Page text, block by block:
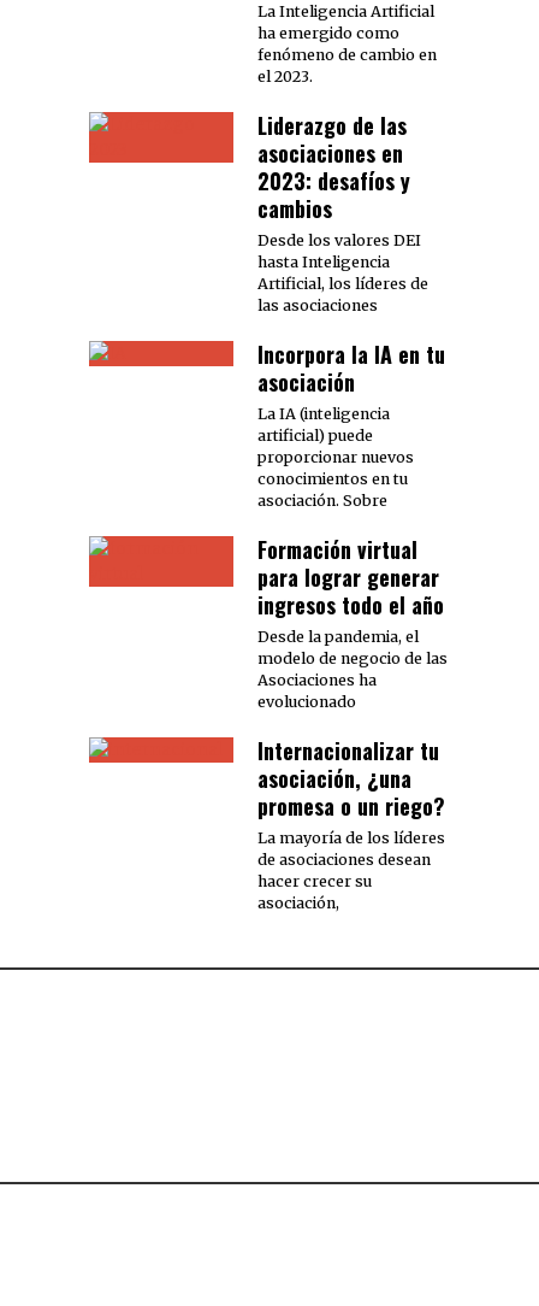
La Inteligencia Artificial
ha emergido como
fenómeno de cambio en
el 2023.
Liderazgo de las
asociaciones en
2023: desafíos y
cambios
Desde los valores DEI
hasta Inteligencia
Artificial, los líderes de
las asociaciones
Incorpora la IA en tu
asociación
La IA (inteligencia
artificial) puede
proporcionar nuevos
conocimientos en tu
asociación. Sobre
Formación virtual
para lograr generar
ingresos todo el año
Desde la pandemia, el
modelo de negocio de las
Asociaciones ha
evolucionado
Internacionalizar tu
asociación, ¿una
promesa o un riego?
La mayoría de los líderes
de asociaciones desean
hacer crecer su
asociación,